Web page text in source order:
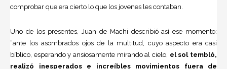
comprobar que era cierto lo que los jovenes les contaban.
Uno de los presentes, Juan de Machi describió así ese momento:
“ante los asombrados ojos de la multitud, cuyo aspecto era casi
bíblico, esperando y ansiosamente mirando al cielo, el sol tembló,
realizó inesperados e increíbles movimientos fuera de